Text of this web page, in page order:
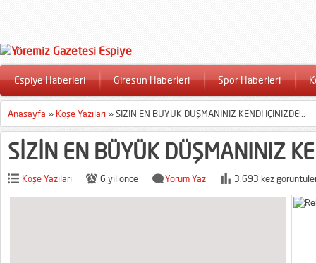
Espiye Haberleri Giresun Haberleri Spor Haberleri
Anasayfa » Köşe Yazıları »SİZİN EN BÜYÜK DÜŞMANINIZ KENDİ İÇİNİZDE!..
SİZİN EN BÜYÜK DÜŞMANINIZ
Köşe Yazıları 6 yıl önce Yorum Yaz 3.693 kez